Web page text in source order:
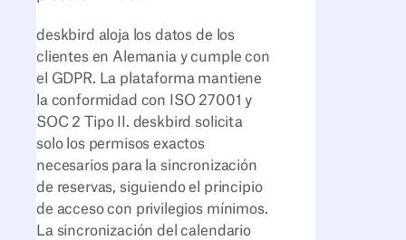
deskbird aloja los datos de los
clientes en Alemania y cumple con
el GDPR. La plataforma mantiene
la conformidad con ISO 27001 y
SOC 2 Tipo II. deskbird solicita
solo los permisos exactos
necesarios para la sincronización
de reservas, siguiendo el principio
de acceso con privilegios mínimos.
La sincronización del calendario